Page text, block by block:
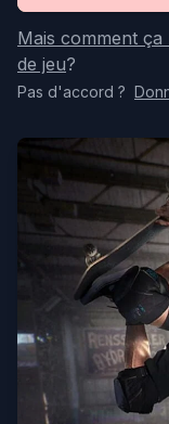
Mais comment ça
de jeu?
Pas d'accord ?